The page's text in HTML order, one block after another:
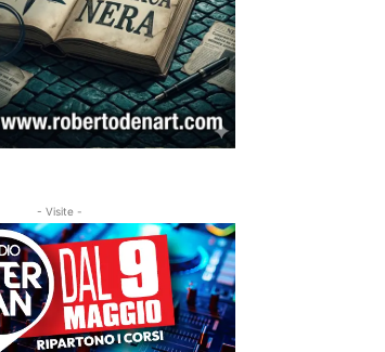
- Visite -